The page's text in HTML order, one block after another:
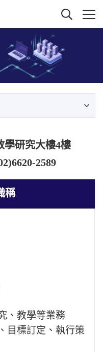
學研究大樓4樓
2589
稱
、教學等業務
目標訂定、執行策